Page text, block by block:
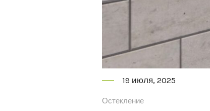
19 июля, 2025
Остекление